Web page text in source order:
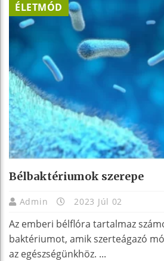
ÉLETMÓD
Bélbaktériumok szerepe
Admin 2023 Júl 02
Az emberi bélflóra tartalmaz
baktériumot, amik szerteágazó
az egészségünkhöz. ...